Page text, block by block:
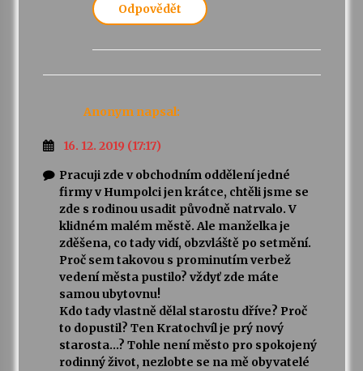
Odpovědět
Anonym napsal:
16. 12. 2019 (17:17)
Pracuji zde v obchodním oddělení jedné
firmy v Humpolci jen krátce, chtěli jsme se
zde s rodinou usadit původně natrvalo. V
klidném malém městě. Ale manželka je
zděšena, co tady vidí, obzvláště po setmění.
Proč sem takovou s prominutím verbež
vedení města pustilo? vždyť zde máte
samou ubytovnu!
Kdo tady vlastně dělal starostu dříve? Proč
to dopustil? Ten Kratochvíl je prý nový
starosta…? Tohle není město pro spokojený
rodinný život, nezlobte se na mě obyvatelé